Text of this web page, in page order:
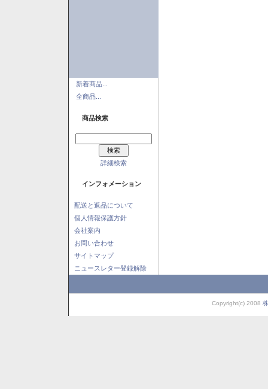
新着商品...
全商品...
商品検索
詳細検索
インフォメーション
配送と返品について
個人情報保護方針
会社案内
お問い合わせ
サイトマップ
ニュースレター登録解除
Copyright(c) 2008